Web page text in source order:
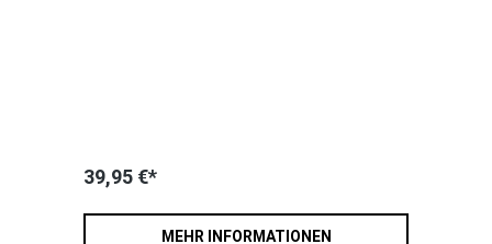
39,95 €*
MEHR INFORMATIONEN